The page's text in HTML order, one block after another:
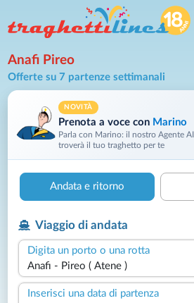
Anafi Pireo
Offerte su 7 partenze settimanali
NOVITÀ
Prenota a voce con Marino
Parla con Marino: il nostro Agente AI
troverà il tuo traghetto per te
Andata e ritorno
Viaggio di andata
Digita un porto o una rotta
Inserisci una data di partenza